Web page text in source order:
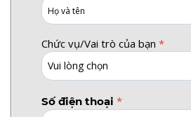
Chức vụ/Vai trò của bạn *
Số điện thoại *